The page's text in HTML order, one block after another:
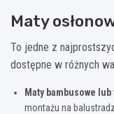
Maty
To jedne z
dostępne w różnych
Maty bambusowe
montażu na